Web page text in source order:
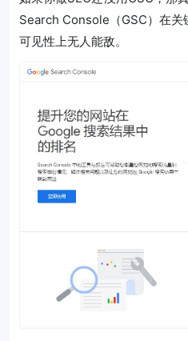
Search Console（GSC）在关
可见性上无人能敌。